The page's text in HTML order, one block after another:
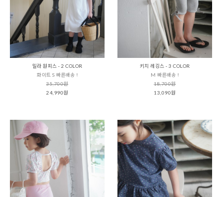
밀라 원피스 - 2 COLOR
화이트 S 빠른배송 !
35,700원
24,990원
키치 레깅스 - 3 COLOR
M 빠른배송 !
18,700원
13,090원